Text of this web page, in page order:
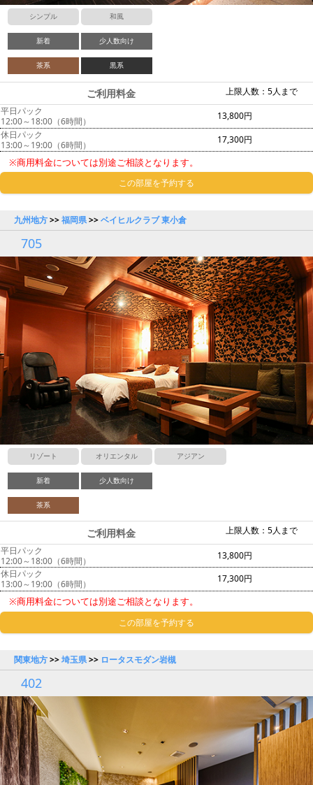
シンプル 和風
新着 少人数向け
茶系 黒系
上限人数：5人まで
ご利用料金
平日パック
12:00～18:00（6時間）
13,800円
休日パック
13:00～19:00（6時間）
17,300円
※商用料金については別途ご相談となります。
この部屋を予約する
九州地方>>福岡県>>ベイヒルクラブ 東小倉
705
リゾート オリエンタル アジアン
新着 少人数向け
茶系
上限人数：5人まで
ご利用料金
平日パック
12:00～18:00（6時間）
13,800円
休日パック
13:00～19:00（6時間）
17,300円
※商用料金については別途ご相談となります。
この部屋を予約する
関東地方>>埼玉県>> ロータスモダン岩槻
402